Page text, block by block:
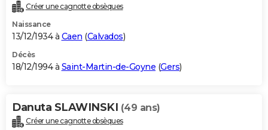
Créer une cagnotte obsèques
Naissance
13/12/1934 à Caen (Calvados)
Décès
18/12/1994 à Saint-Martin-de-Goyne (Gers)
Danuta SLAWINSKI (49 ans)
Créer une cagnotte obsèques